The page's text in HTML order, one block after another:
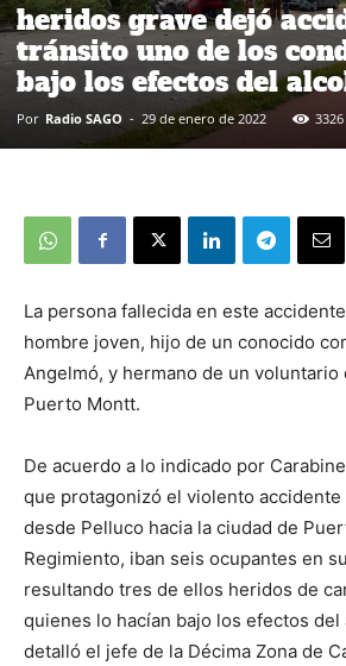
heridos grave dejó
tránsito uno de los
bajo los efectos del
Por Radio SAGO - 29 de enero de 2022 3326
La persona fallecida en este
hombre joven, hijo de un conocido
Angelmó, y hermano de un voluntario
Puerto Montt.
De acuerdo a lo indicado por
que protagonizó el violento
desde Pelluco hacia la ciudad de
Regimiento, iban seis ocupantes en
resultando tres de ellos heridos de
quienes lo hacían bajo los efectos del
detalló el jefe de la Décima Zona de